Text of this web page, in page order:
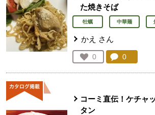
た焼きそば
牡蠣 中華麺
かえ さん
お気に入り登録：
0
人が登録
コメント：
0
コーミ直伝！ケチャ
タン